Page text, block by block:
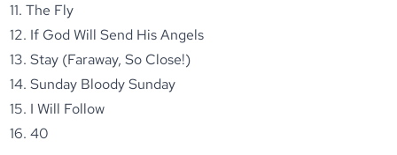
11. The Fly
12. If God Will Send His Angels
13. Stay (Faraway, So Close!)
14. Sunday Bloody Sunday
15. I Will Follow
16. 40